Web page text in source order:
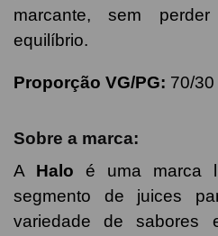
marcante, sem
equilíbrio.
Proporção VG/PG: 70/30
Sobre a marca:
A Halo é uma marca
segmento de juices
variedade de sabores